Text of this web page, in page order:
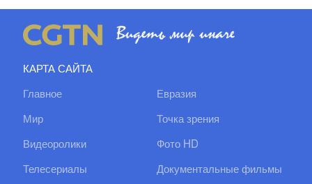
КАРТА САЙТА
Главное
Евразия
Мир
Точка зрения
Видеоролики
Фото HD
Телесериалы
Документальные фильмы